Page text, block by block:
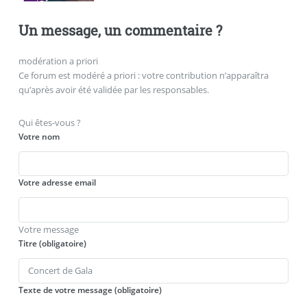
Un message, un commentaire ?
modération a priori
Ce forum est modéré a priori : votre contribution n’apparaîtra
qu’après avoir été validée par les responsables.
Qui êtes-vous ?
Votre nom
Votre adresse email
Votre message
Titre (obligatoire)
Texte de votre message (obligatoire)